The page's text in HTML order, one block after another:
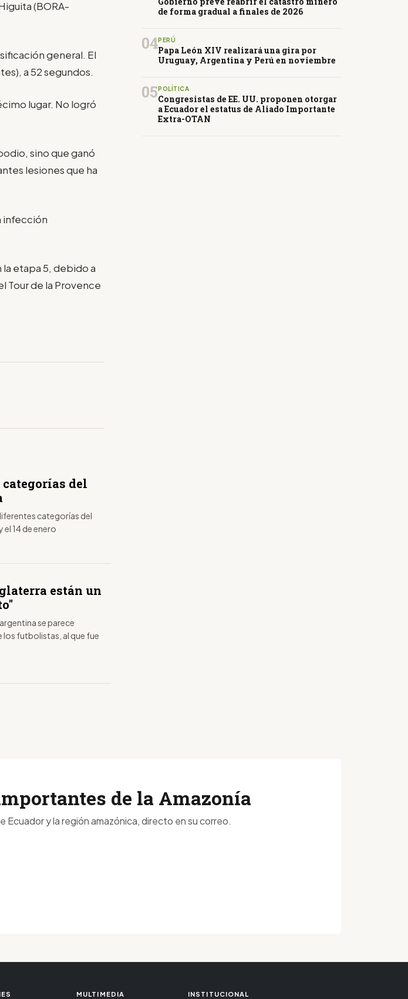
(BORA-
general. El
a 52 segundos.
lugar. No logró
sino que ganó
lesiones que ha
infección
la etapa 5, debido a
Tour de la Provence
del
categorías del
el 14 de enero
están un
se parece
los futbolistas, al que fue
de forma gradual a finales de 2026
04PERÚ
Papa León XIV realizará una gira por
Uruguay, Argentina y Perú en noviembre
05 POLÍTICA
Congresistas de EE. UU. proponen otorgar
a Ecuador el estatus de Aliado Importante
Extra-OTAN
de la Amazonía
y la región amazónica, directo en su correo.
MULTIMEDIA INSTITUCIONAL